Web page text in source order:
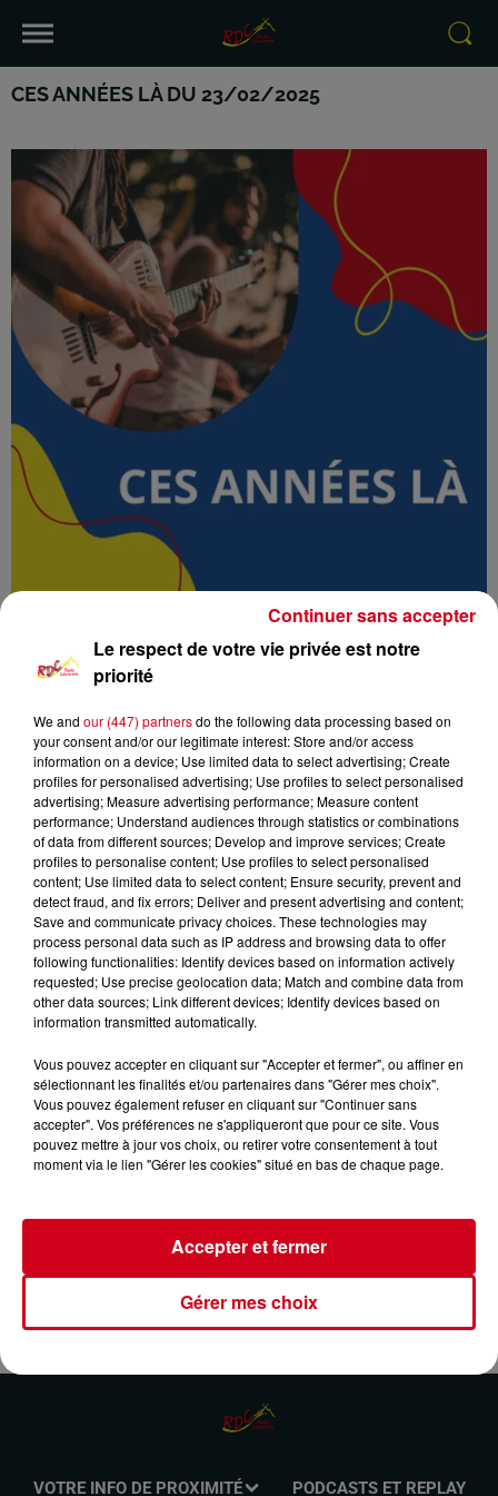
CES ANNÉES LÀ DU 23/02/2025
Podcasts RDC
Radio Couserans
Ces années là
RDC
Ces années là
0:00 49 min 48 sec
23 février 2025 - 49 min 48 sec
CES ANNÉES LÀ DU 23/02/2025
Tous les dimanches de 10H à 11H sur RDC RADIO
COUSERANS, retrouvez l’histoire de vos titres préférés des
années 60, 70, 80 et 90 présentée par Daniel PYRENE
VOTRE INFO DE PROXIMITÉ PODCASTS ET REPLAY
Le respect de votre vie privée est notre
priorité
We and our (447) partnersdo the following data processing based on
your consent and/or our legitimate interest: Store and/or access
information on a device; Use limited data to select advertising; Create
profiles for personalised advertising; Use profiles to select personalised
advertising; Measure advertising performance; Measure content
performance; Understand audiences through statistics or combinations
of data from different sources; Develop and improve services; Create
profiles to personalise content; Use profiles to select personalised
content; Use limited data to select content; Ensure security, prevent and
detect fraud, and fix errors; Deliver and present advertising and content;
Save and communicate privacy choices. These technologies may
process personal data such as IP address and browsing data to offer
following functionalities: Identify devices based on information actively
requested; Use precise geolocation data; Match and combine data from
other data sources; Link different devices; Identify devices based on
information transmitted automatically.
Vous pouvez accepter en cliquant sur "Accepter et fermer", ou affiner en
sélectionnant les finalités et/ou partenaires dans "Gérer mes choix".
Vous pouvez également refuser en cliquant sur "Continuer sans
accepter". Vos préférences ne s'appliqueront que pour ce site. Vous
pouvez mettre à jour vos choix, ou retirer votre consentement à tout
moment via le lien "Gérer les cookies" situé en bas de chaque page.
Gérer mes choix
Accepter et fermer
Continuer sans accepter